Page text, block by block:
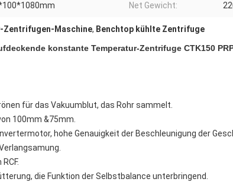
Net Gewicht:
Zentrifugen-Maschine, Benchtop kühlte Zentrifuge
konstante Temperatur-Zentrifuge CTK150
für das Vakuumblut, das Rohr sammelt.
100mm &75mm.
hohe Genauigkeit der Beschleunigung der
die Funktion der Selbstbalance unterbringend.